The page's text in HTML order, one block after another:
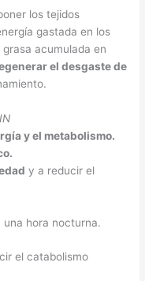
los tejidos
gastada en los
acumulada en
el desgaste de
y el metabolismo.
y a reducir el
una hora nocturna.
el catabolismo